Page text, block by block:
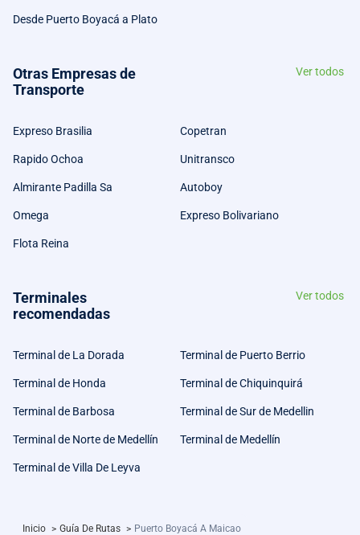
Desde Puerto Boyacá a Plato
Otras Empresas de
Transporte
Ver todos
Expreso Brasilia Copetran
Rapido Ochoa Unitransco
Almirante Padilla Sa Autoboy
Omega Expreso Bolivariano
Flota Reina
Terminales
recomendadas
Ver todos
Terminal de La Dorada Terminal de Puerto Berrio
Terminal de Honda Terminal de Chiquinquirá
Terminal de Barbosa Terminal de Sur de Medellin
Terminal de Norte de Medellín Terminal de Medellín
Terminal de Villa De Leyva
Inicio > Guía De Rutas > Puerto Boyacá A Maicao